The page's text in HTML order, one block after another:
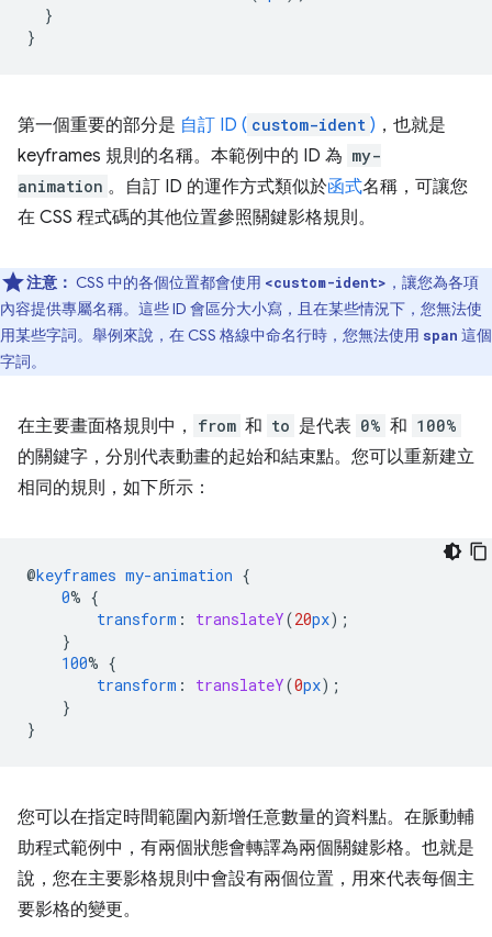
}
}
第一個重要的部分是 自訂 ID ( custom-ident ) ，也就是
keyframes 規則的名稱。本範例中的 ID 為 my-
animation 。自訂 ID 的運作方式類似於函式名稱，可讓您
在 CSS 程式碼的其他位置參照關鍵影格規則。
注意： CSS 中的各個位置都會使用 <custom-ident> ，讓您為各項
內容提供專屬名稱。這些 ID 會區分大小寫，且在某些情況下，您無法使
用某些字詞。舉例來說，在 CSS 格線中命名行時，您無法使用 span 這個
字詞。
在主要畫面格規則中， from 和 to 是代表 0% 和 100%
的關鍵字，分別代表動畫的起始和結束點。您可以重新建立
相同的規則，如下所示：
@keyframes my-animation {
0% {
transform : translateY(20px);
}
100% {
transform : translateY(0px);
}
}
您可以在指定時間範圍內新增任意數量的資料點。在脈動輔
助程式範例中，有兩個狀態會轉譯為兩個關鍵影格。也就是
說，您在主要影格規則中會設有兩個位置，用來代表每個主
要影格的變更。